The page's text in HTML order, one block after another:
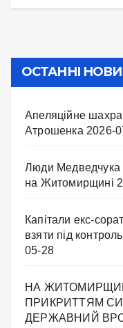
ОСТАННІ
Апеляційне
Атрошенка 2026-
Люди Медведчука
на Житомирщині
Капітали екс-
взяти під
05-28
НА
ПРИКРИТТЯМ
ДЕРЖАВНИЙ